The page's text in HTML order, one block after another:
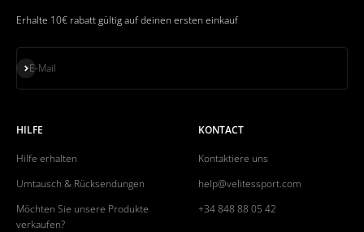
Erhalte 10€ rabatt gültig auf deinen ersten einkauf
E-Mail
Abonnieren
HILFE
Hilfe erhalten
Umtausch & Rücksendungen
Möchten Sie unsere Produkte
verkaufen?
KONTACT
Kontaktiere uns
help@velitessport.com
+34 848 88 05 42